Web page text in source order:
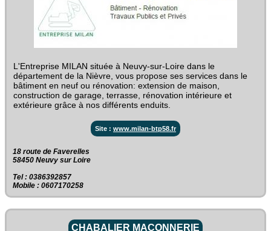
L'Entreprise MILAN située à Neuvy-sur-Loire dans le
département de la Nièvre, vous propose ses services dans le
bâtiment en neuf ou rénovation: extension de maison,
construction de garage, terrasse, rénovation intérieure et
extérieure grâce à nos différents enduits.
Site : www.milan-btp58.fr
18 route de Faverelles‎
58450 Neuvy sur Loire
Tel : 0386392857
Mobile : 0607170258
CHABALIER MACONNERIE